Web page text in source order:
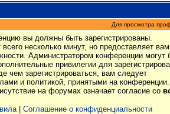
Для просмотра
вы должны быть зарегистрированы.
всего несколько минут, но предоставляет вам
Администратором конференции могут
привилегии для
чем зарегистрироваться, вам следует
и политикой, принятыми на конференции.
на форумах означает согласие со
| Соглашение о конфиденциальности